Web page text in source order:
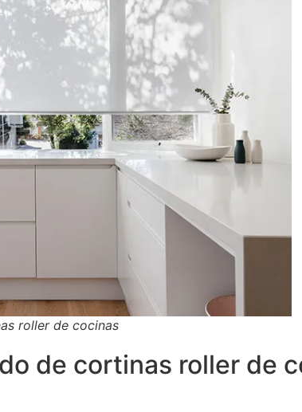
roller de cocinas
de cortinas roller de